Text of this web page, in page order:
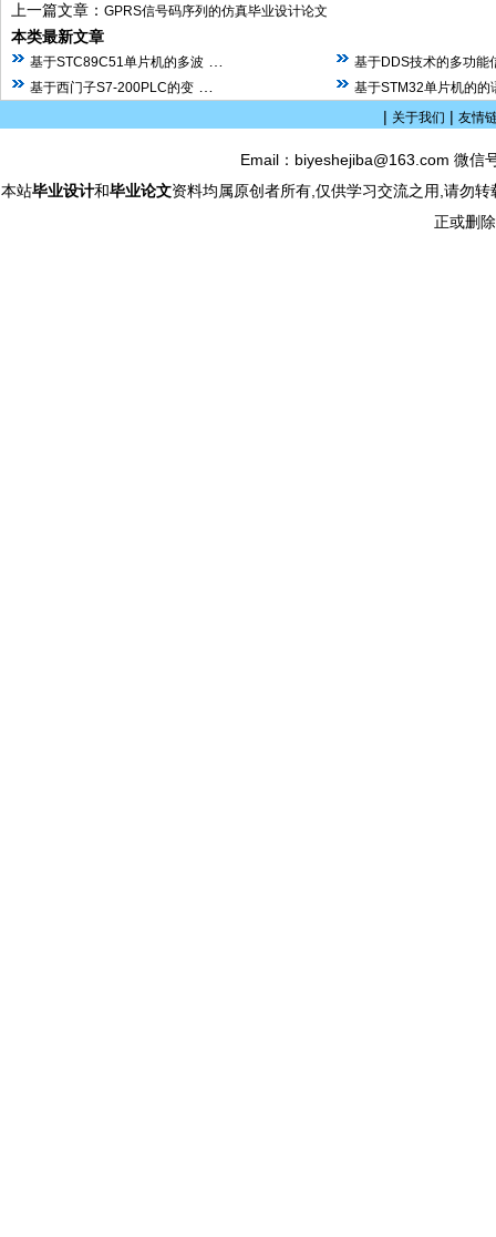
上一篇文章： GPRS信号码序列的仿真毕业设计论文
本类最新文章
基于STC89C51单片机的多波
基于DDS技术的多功能
基于西门子S7-200PLC的变
基于STM32单片机的的
| 关于我们 | 友情
Email：biyeshejiba@163.com 微
本站毕业设计和毕业论文资料均属原创者所有,仅供学习交流之用,请勿
正或删